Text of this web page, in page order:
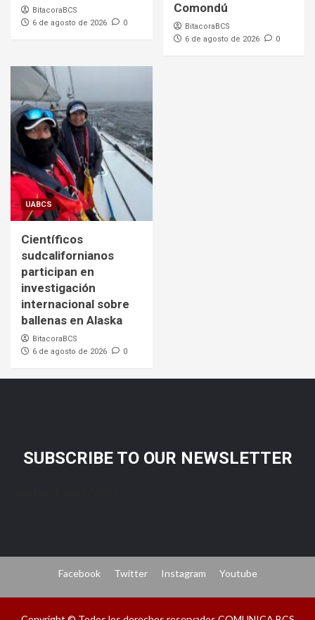
BitacoraBCS
6 de agosto de 2026
0
Comondú
BitacoraBCS
6 de agosto de 2026
0
UABCS
Científicos
sudcalifornianos
participan en
investigación
internacional sobre
ballenas en Alaska
BitacoraBCS
6 de agosto de 2026
0
SUBSCRIBE TO OUR NEWSLETTER
Facebook Twitter Instagram Youtube